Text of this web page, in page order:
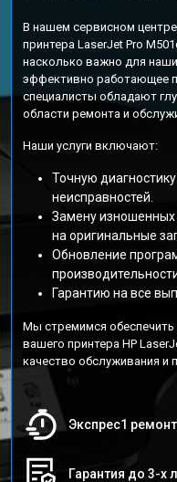
В нашем сервисном
принтера LaserJet Pro
насколько важно для
эффективно работающее
специалисты обладают
области ремонта и
Наши услуги включают:
Точную
неисправностей.
Замену
на оригинальные
Обновление
Гарантию на все
Мы стремимся
вашего принтера HP
качество обслуживания и
Экспрес1
Гарантия до 3-х